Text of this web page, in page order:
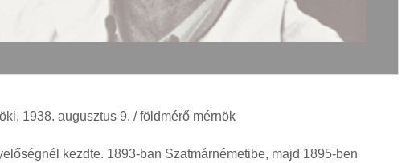
1938. augusztus 9. / földmérő mérnök
kezdte. 1893-ban Szatmárnémetibe, majd 1895-ben